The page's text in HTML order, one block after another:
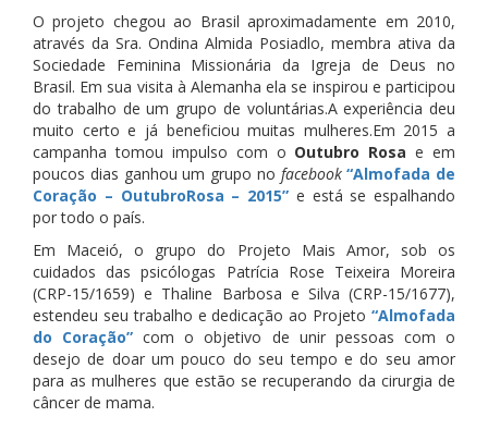
O projeto chegou ao Brasil aproximadamente em 2010,
através da Sra. Ondina Almida Posiadlo, membra ativa da
Sociedade Feminina Missionária da Igreja de Deus no
Brasil. Em sua visita à Alemanha ela se inspirou e participou
do trabalho de um grupo de voluntárias.A experiência deu
muito certo e já beneficiou muitas mulheres.Em 2015 a
campanha tomou impulso com o Outubro Rosa e em
poucos dias ganhou um grupo no facebook “Almofada de
Coração – OutubroRosa – 2015” e está se espalhando
por todo o país.
Em Maceió, o grupo do Projeto Mais Amor, sob os
cuidados das psicólogas Patrícia Rose Teixeira Moreira
(CRP-15/1659) e Thaline Barbosa e Silva (CRP-15/1677),
estendeu seu trabalho e dedicação ao Projeto “Almofada
do Coração” com o objetivo de unir pessoas com o
desejo de doar um pouco do seu tempo e do seu amor
para as mulheres que estão se recuperando da cirurgia de
câncer de mama.